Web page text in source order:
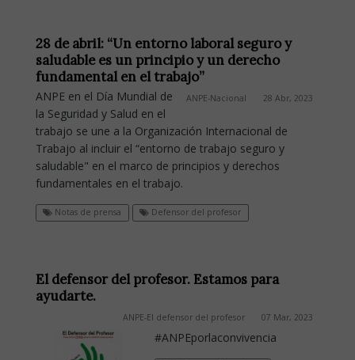
28 de abril: “Un entorno laboral seguro y
saludable es un principio y un derecho
fundamental en el trabajo”
ANPE-Nacional 28 Abr, 2023
ANPE en el Día Mundial de
la Seguridad y Salud en el
trabajo se une a la Organización Internacional de
Trabajo al incluir el “entorno de trabajo seguro y
saludable" en el marco de principios y derechos
fundamentales en el trabajo.
Notas de prensa Defensor del profesor
El defensor del profesor. Estamos para
ayudarte.
ANPE-El defensor del profesor 07 Mar, 2023
#ANPEporlaconvivencia